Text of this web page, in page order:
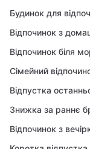
Будинок для
Відпочинок з
Відпочинок біля
Сімейний
Відпустка
Знижка за раннє
Відпочинок з